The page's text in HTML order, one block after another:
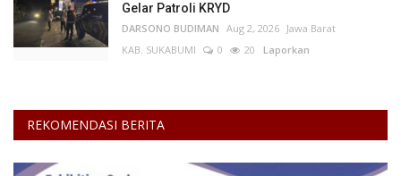
Gelar Patroli KRYD
DARSONO BUDIMAN Aug 2, 2026 Jawa Barat
KAB. SUKABUMI
0 20 Laporkan
REKOMENDASI BERITA